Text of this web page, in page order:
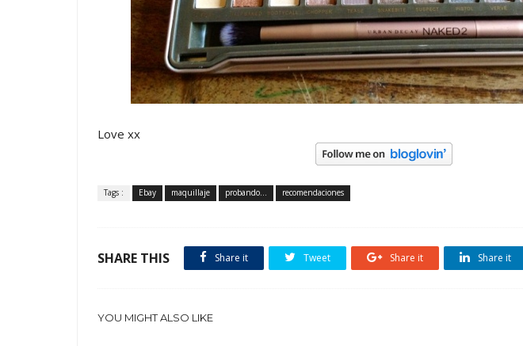
Love xx
Tags : Ebay maquillaje probando... recomendaciones
SHARE THIS Share it Tweet Share it Share it
YOU MIGHT ALSO LIKE